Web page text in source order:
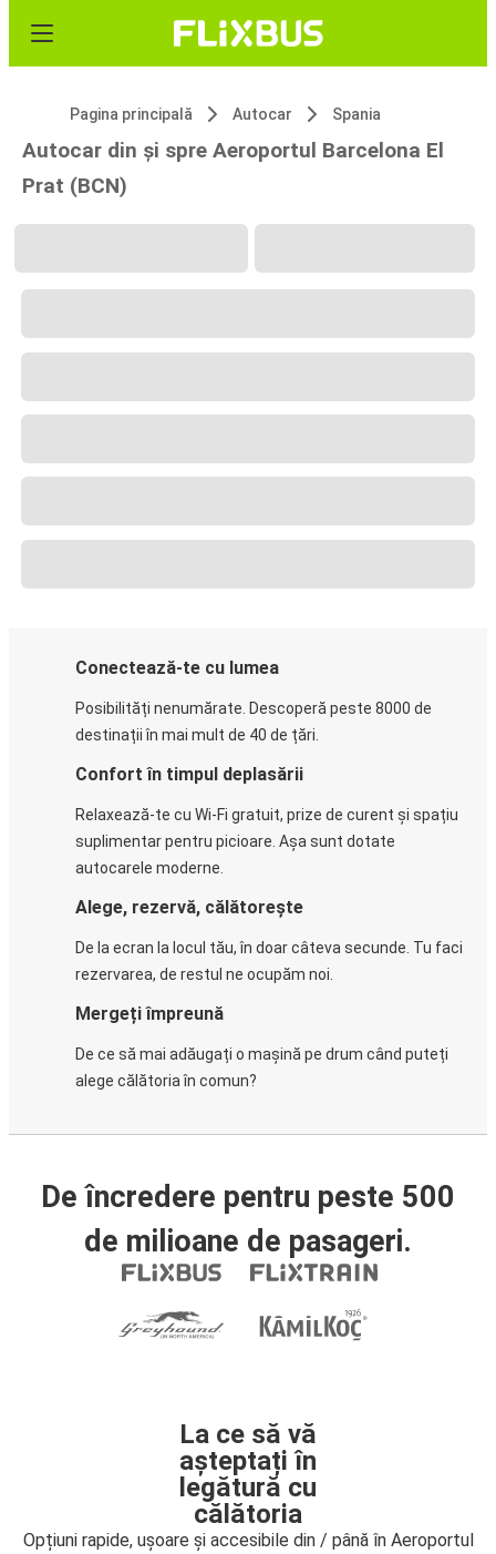
Pagina principală Autocar Spania
Autocar din și spre Aeroportul Barcelona El
Prat (BCN)
Conectează-te cu lumea
Posibilități nenumărate. Descoperă peste 8000 de
destinații în mai mult de 40 de țări.
Confort în timpul deplasării
Relaxează-te cu Wi-Fi gratuit, prize de curent și spațiu
suplimentar pentru picioare. Așa sunt dotate
autocarele moderne.
Alege, rezervă, călătorește
De la ecran la locul tău, în doar câteva secunde. Tu faci
rezervarea, de restul ne ocupăm noi.
Mergeți împreună
De ce să mai adăugați o mașină pe drum când puteți
alege călătoria în comun?
De încredere pentru peste 500
de milioane de pasageri.
La ce să vă
așteptați în
legătură cu
călătoria
Opțiuni rapide, ușoare și accesibile din / până în Aeroportul